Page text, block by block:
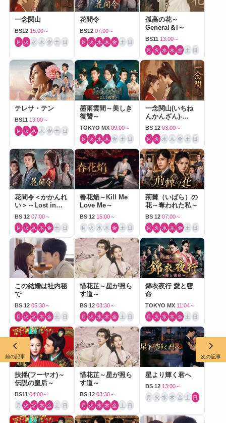
一念関山
BS12 15:00～
月 火 水 木 金 土 日
花間令
BS12 07:00～
月 火 水 木 金 土 日
孤高の花～
General＆I～
BS11 13:00～
月 火 水 木 金 土 日
テレサ・テン
BS11 19:00～
月 火 水 木 金 土 日
墨雨雲間～美しき
復讐～
TOKYO MX 09:00～
月 火 水 木 金 土 日
一念関山(いちね
んかんざん)-
Journey to Love-
BS 12 03:00～
月 火 水 木 金 土 日
花間令＜かかんれ
い＞～Lost in
Love～
BS 12 07:00～
月 火 水 木 金 土 日
春花焔～Kill Me
Love Me～
BS 12 15:00～
月 火 水 木 金 土 日
荊棘（いばら）の
花～奪われた私～
BS 12 07:00～
月 火 水 木 金 土 日
この結婚は社内秘
で
BS 12 05:30～
月 火 水 木 金 土 日
惜花芷～星が照ら
す道～
BS 12 03:30～
月 火 水 木 金 土 日
錦衣夜行 愛と密
命
TOKYO MX 11:04～
月 火 水 木 金 土 日
扶揺(フーヤオ)～
伝説の皇后～
BS11 04:00～
月 火 水 木 金 土 日
惜花芷～星が照ら
す道～
BS 12 03:30～
月 火 水 木 金 土 日
星より輝く君へ
BS 12 13:00～
月 火 水 木 金 土 日
前の記事 次の記事